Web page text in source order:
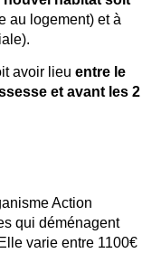
au logement) et à
avoir lieu entre le
et avant les 2
Action
qui déménagent
varie entre 1100€